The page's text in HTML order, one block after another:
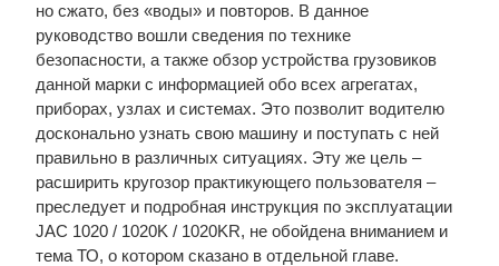
но сжато, без «воды» и повторов. В данное
руководство вошли сведения по технике
безопасности, а также обзор устройства грузовиков
данной марки с информацией обо всех агрегатах,
приборах, узлах и системах. Это позволит водителю
досконально узнать свою машину и поступать с ней
правильно в различных ситуациях. Эту же цель –
расширить кругозор практикующего пользователя –
преследует и подробная инструкция по эксплуатации
JAC 1020 / 1020K / 1020KR, не обойдена вниманием и
тема ТО, о котором сказано в отдельной главе.